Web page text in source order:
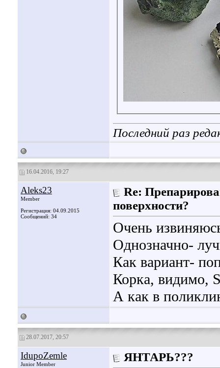
Последний раз
16.04.2016, 19:27
Aleks23
Member
Регистрация: 04.09.2015
Сообщений: 34
Re:
поверхности?
Очень
Однозначно-
Как вариант-
Корка, видимо,
А как в
28.07.2017, 20:57
IdupoZemle
Junior Member
ЯНТАРЬ???